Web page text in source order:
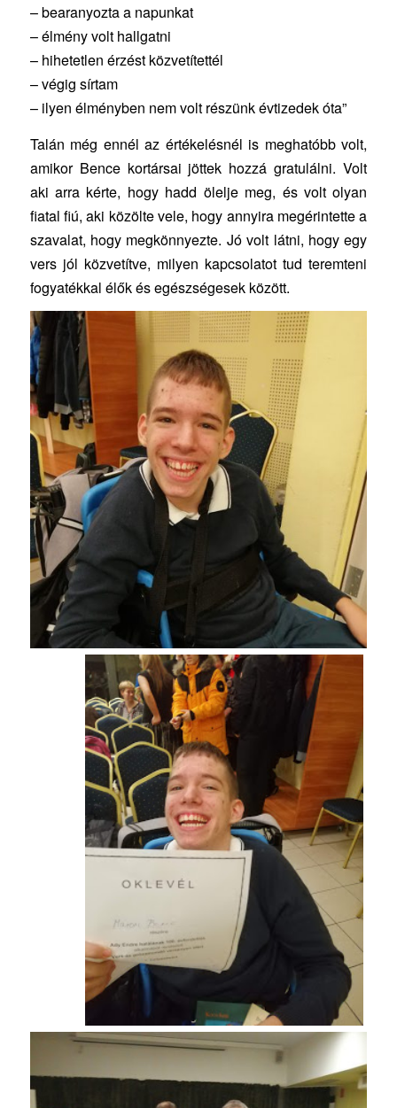
– bearanyozta a napunkat
– élmény volt hallgatni
– hihetetlen érzést közvetítettél
– végig sírtam
– ilyen élményben nem volt részünk évtizedek óta”
Talán még ennél az értékelésnél is meghatóbb volt,
amikor Bence kortársai jöttek hozzá gratulálni. Volt
aki arra kérte, hogy hadd ölelje meg, és volt olyan
fiatal fiú, aki közölte vele, hogy annyira megérintette a
szavalat, hogy megkönnyezte. Jó volt látni, hogy egy
vers jól közvetítve, milyen kapcsolatot tud teremteni
fogyatékkal élők és egészségesek között.